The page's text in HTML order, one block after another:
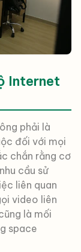
Internet
phải là
đối với mọi
chắn rằng cơ
cầu sử
liên quan
video liên
là mối
space